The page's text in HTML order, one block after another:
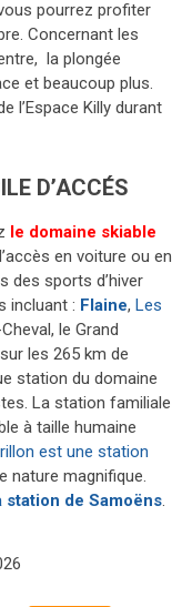
pourrez profiter
Concernant les
la plongée
et beaucoup plus.
l’Espace Killy durant
D’ACCÉS
le domaine skiable
en voiture ou en
des sports d’hiver
incluant : Flaine, Les
le Grand
les 265 km de
station du domaine
La station familiale
à taille humaine
est une station
nature magnifique.
station de Samoëns.